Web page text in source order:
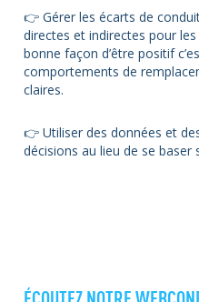
👉 Gérer les écarts de
directes et indirectes pour
bonne façon d’être positif
comportements de
claires.
👉 Utiliser des données et
décisions au lieu de se baser
ÉCOUTEZ NOTRE